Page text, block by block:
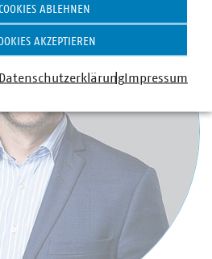
ABLEHNEN
AKZEPTIEREN
DatenschutzerklärungImpressum